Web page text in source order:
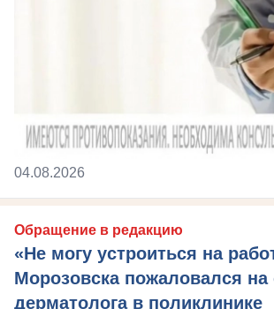
04.08.2026
Обращение в редакцию
«Не могу устроиться на
Морозовска пожаловался на
дерматолога в поликлинике